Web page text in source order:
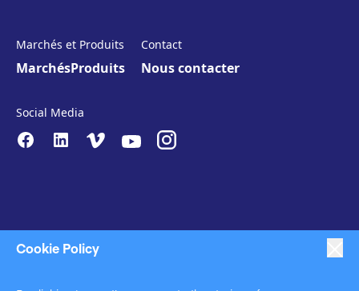
Cookie Policy
Marchés et Produits
MarchésProduits
Contact
Nous contacter
Social Media